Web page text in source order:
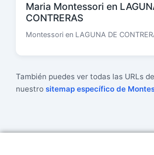
Maria Montessori en
CONTRERAS
Montessori en LAGUNA DE
También puedes ver todas las URLs
nuestro sitemap específico de